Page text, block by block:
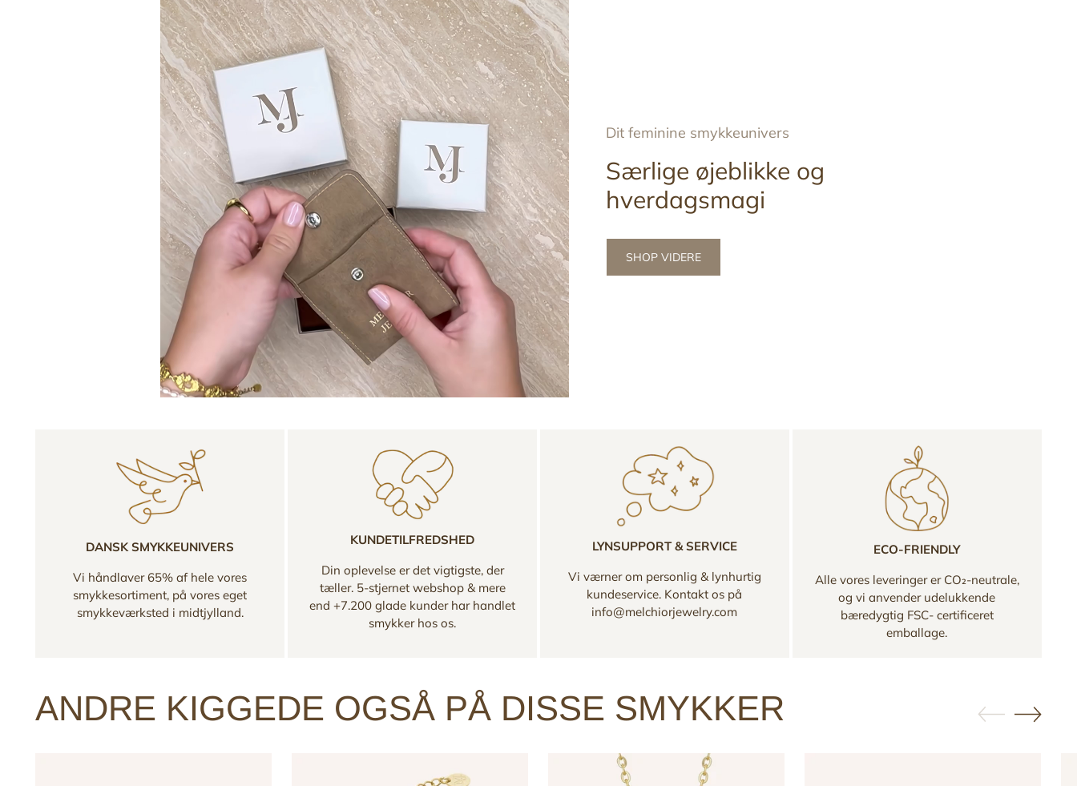
Dit feminine smykkeunivers
Særlige øjeblikke og
hverdagsmagi
SHOP VIDERE
DANSK SMYKKEUNIVERS
Vi håndlaver 65% af hele vores
smykkesortiment, på vores eget
smykkeværksted i midtjylland.
KUNDETILFREDSHED
Din oplevelse er det vigtigste, der
tæller. 5-stjernet webshop & mere
end +7.200 glade kunder har handlet
smykker hos os.
LYNSUPPORT & SERVICE
Vi værner om personlig & lynhurtig
kundeservice. Kontakt os på
info@melchiorjewelry.com
ECO-FRIENDLY
Alle vores leveringer er CO₂-neutrale,
og vi anvender udelukkende
bæredygtig FSC- certificeret
emballage.
ANDRE KIGGEDE OGSÅ PÅ DISSE SMYKKER